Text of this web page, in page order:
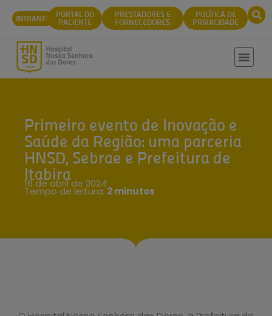
conteúdo
INTRANET PORTAL DO
PACIENTE
PRESTADORES E
FORNECEDORES
POLÍTICA DE
PRIVACIDADE
Primeiro evento de Inovação e
Saúde da Região: uma parceria
HNSD, Sebrae e Prefeitura de
Itabira
16 de abril de 2024
Tempo de leitura: 2 minutos